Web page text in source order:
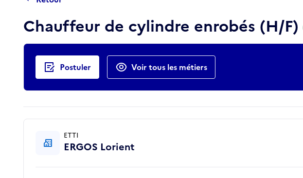
Chauffeur de cylindre enrobés (H/F)
Actions rapides
Postuler Voir tous les métiers
ETTI
ERGOS Lorient